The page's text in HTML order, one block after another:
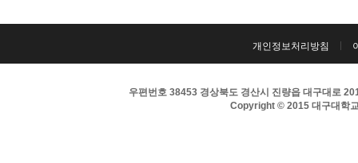
개인정보처리방침
우편번호 38453 경상북도 경산시 진량읍 대구대로
Copyright © 2015 대구대학